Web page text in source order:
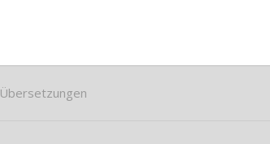
Übersetzungen